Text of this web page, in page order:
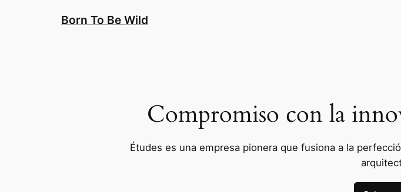
Born To Be Wild
Compromiso con la
Études es una empresa pionera que fusiona a la